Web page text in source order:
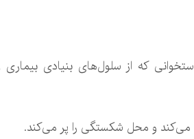
که از سلول‌های بنیادی بیماری
می‌کند و محل شکستگی را پر می‌کند.